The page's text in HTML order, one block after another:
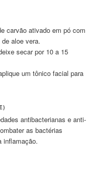
carvão ativado em pó com
aloe vera.
secar por 10 a 15
um tônico facial para
antibacterianas e anti-
as bactérias
inflamação.